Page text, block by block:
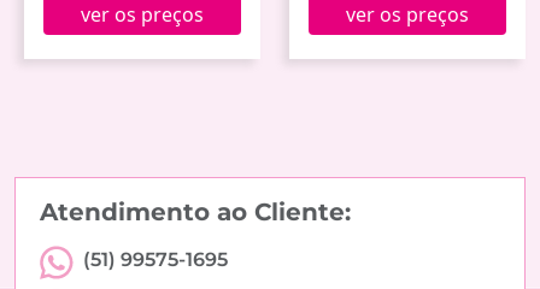
ver os preços
ver os preços
Atendimento ao Cliente:
(51) 99575-1695